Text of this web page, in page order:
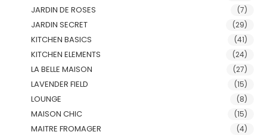
JARDIN DE ROSES (7)
JARDIN SECRET (29)
KITCHEN BASICS (41)
KITCHEN ELEMENTS (24)
LA BELLE MAISON (27)
LAVENDER FIELD (15)
LOUNGE (8)
MAISON CHIC (15)
MAITRE FROMAGER (4)